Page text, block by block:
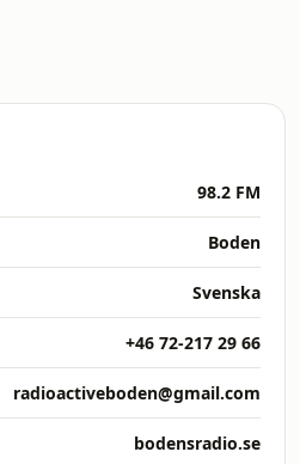
98.2 FM
Boden
Svenska
+46 72-217 29 66
radioactiveboden@gmail.com
bodensradio.se